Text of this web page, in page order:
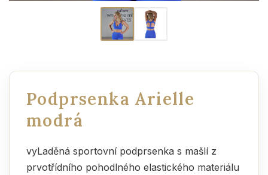
Podprsenka Arielle
modrá
vyLaděná sportovní podprsenka s mašlí z
prvotřídního pohodlného elastického materiálu